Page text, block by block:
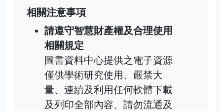
相關注意事項
請遵守智慧財產權及合理使用
相關規定
圖書資料中心提供之電子資源
僅供學術研究使用、嚴禁大
量、連續及利用任何軟體下載
及列印全部內容、請勿流通及